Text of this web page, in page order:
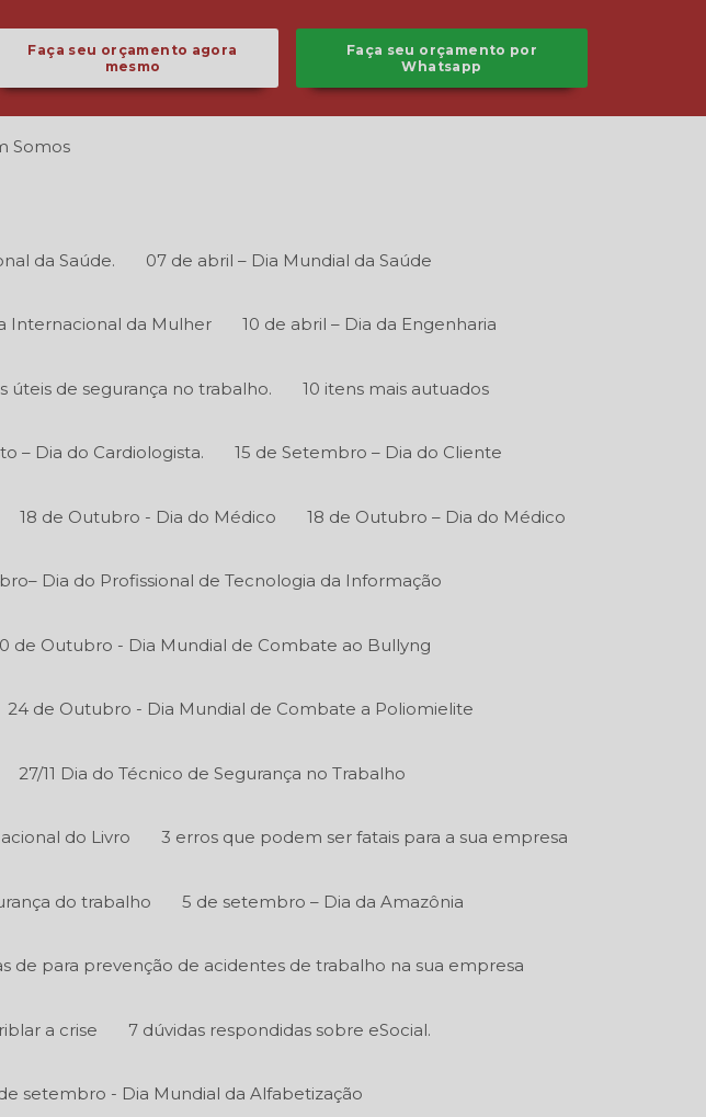
Faça seu orçamento agora
mesmo
Faça seu orçamento por
Whatsapp
Somos
da Saúde. 07 de abril – Dia Mundial da Saúde
Internacional da Mulher 10 de abril – Dia da Engenharia
úteis de segurança no trabalho. 10 itens mais autuados
– Dia do Cardiologista. 15 de Setembro – Dia do Cliente
18 de Outubro - Dia do Médico 18 de Outubro – Dia do Médico
Dia do Profissional de Tecnologia da Informação
de Outubro - Dia Mundial de Combate ao Bullyng
24 de Outubro - Dia Mundial de Combate a Poliomielite
27/11 Dia do Técnico de Segurança no Trabalho
do Livro 3 erros que podem ser fatais para a sua empresa
do trabalho 5 de setembro – Dia da Amazônia
de para prevenção de acidentes de trabalho na sua empresa
a crise 7 dúvidas respondidas sobre eSocial.
setembro - Dia Mundial da Alfabetização